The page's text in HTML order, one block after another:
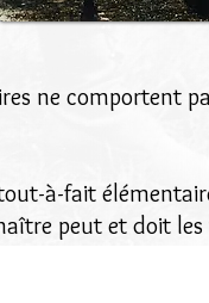
ne comportent
à-fait
peut et doit